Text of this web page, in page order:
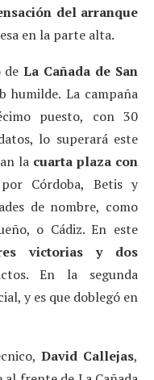
del arranque
en la parte alta.
deLa Cañada de San
humilde. La campaña
puesto, con 30
lo superará este
la cuarta plaza con
Córdoba, Betis y
de nombre, como
o Cádiz. En este
victorias y dos
En la segunda
y es que doblegó en
David Callejas,